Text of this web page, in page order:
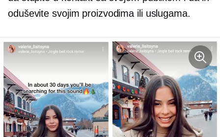
oduševite svojim proizvodima ili uslugama.